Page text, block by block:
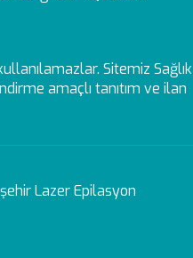
Sitemiz Sağlık
amaçlı tanıtım ve ilan
Lazer Epilasyon